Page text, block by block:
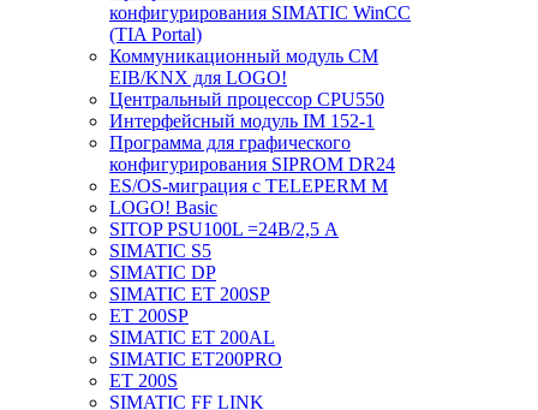
конфигурирования SIMATIC WinCC
(TIA Portal)
Коммуникационный модуль CM
EIB/KNX для LOGO!
Центральный процессор CPU550
Интерфейсный модуль IM 152-1
Программа для графического
конфигурирования SIPROM DR24
ES/OS-миграция с TELEPERM M
LOGO! Basic
SITOP PSU100L =24В/2,5 A
SIMATIC S5
SIMATIC DP
SIMATIC ET 200SP
ET 200SP
SIMATIC ET 200AL
SIMATIC ET200PRO
ET 200S
SIMATIC FF LINK